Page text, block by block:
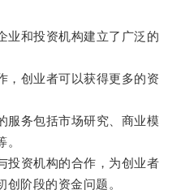
和投资机构建立了广泛的
创业者可以获得更多的资
务包括市场研究、商业模
资机构的合作，为创业者
阶段的资金问题。